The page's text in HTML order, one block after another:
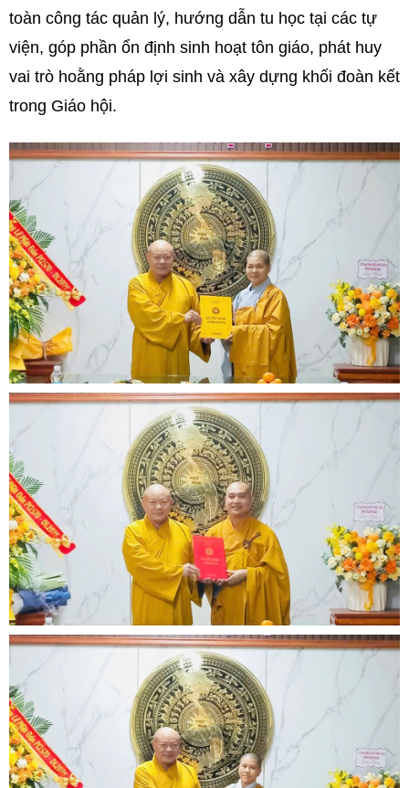
toàn công tác quản lý, hướng dẫn tu học tại các tự
viện, góp phần ổn định sinh hoạt tôn giáo, phát huy
vai trò hoằng pháp lợi sinh và xây dựng khối đoàn kết
trong Giáo hội.